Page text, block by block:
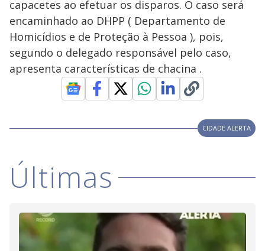
y
V
i
d
e
o
M
u
o
capacetes ao efetuar os disparos. O caso será
encaminhado ao DHPP ( Departamento de
Homicídios e de Proteção à Pessoa ), pois,
segundo o delegado responsável pelo caso,
apresenta características de chacina .
CIDADE ALERTA
Últimas